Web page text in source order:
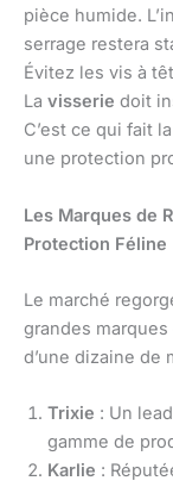
pièce humide.
serrage restera
Évitez les vis à
La visserie doit
C’est ce qui fait
une protection
Les Marques de
Protection Féline
Le marché
grandes
d’une dizaine de
Trixie : Un
gamme de
Karlie :